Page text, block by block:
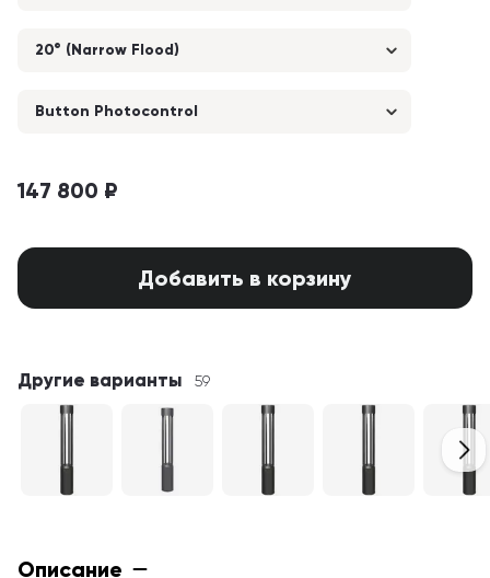
20° (Narrow Flood)
Button Photocontrol
147 800 ₽
Добавить в корзину
Другие варианты 59
Описание